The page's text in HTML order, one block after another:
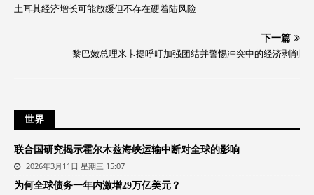
土耳其经济增长可能放缓但不存在硬着陆风险
下一篇
黎巴嫩总理米卡提呼吁加强团结并警惕冲突中的经济剥削
世界
联合国研究揭示霍尔木兹海峡运输中断对全球的影响
2026年3月11日 星期三 15:07
为何全球债务一年内激增29万亿美元？